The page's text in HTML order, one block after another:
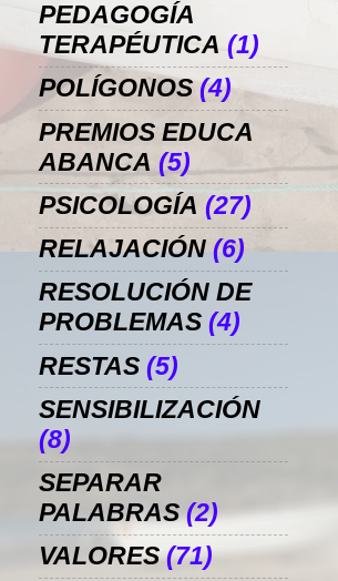
PEDAGOGÍA
TERAPÉUTICA (1)
POLÍGONOS (4)
PREMIOS EDUCA
ABANCA (5)
PSICOLOGÍA (27)
RELAJACIÓN (6)
RESOLUCIÓN DE
PROBLEMAS (4)
RESTAS (5)
SENSIBILIZACIÓN
(8)
SEPARAR
PALABRAS (2)
VALORES (71)